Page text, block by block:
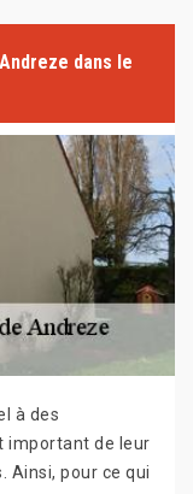
dans le
à des
important de leur
Ainsi, pour ce qui